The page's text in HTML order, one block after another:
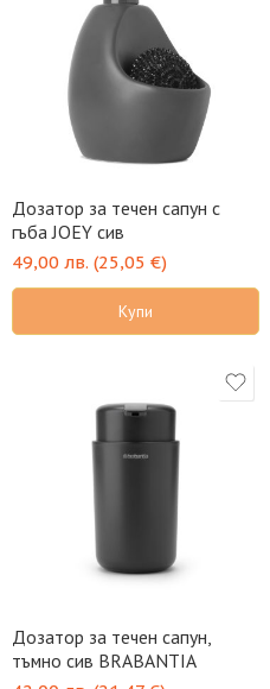
Дозатор за течен сапун с
гъба JOEY сив
49,00 лв. (25,05 €)
Купи
Дозатор за течен сапун,
тъмно сив BRABANTIA